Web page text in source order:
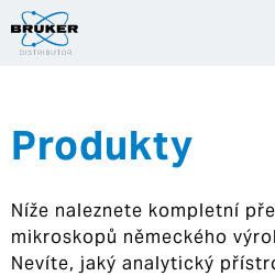
|
Produkty
Níže naleznete kompletní
mikroskopů německého
Nevíte, jaký analytický